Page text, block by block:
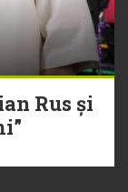
Rus și